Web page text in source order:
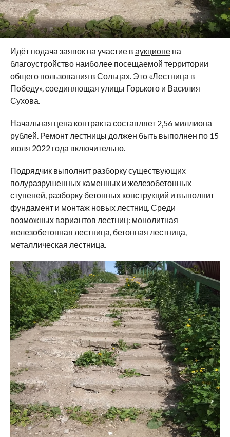
Идёт подача заявок на участие в аукционена
благоустройство наиболее посещаемой территории
общего пользования в Сольцах. Это «Лестница в
Победу», соединяющая улицы Горького и Василия
Сухова.
Начальная цена контракта составляет 2,56 миллиона
рублей. Ремонт лестницы должен быть выполнен по 15
июля 2022 года включительно.
Подрядчик выполнит разборку существующих
полуразрушенных каменных и железобетонных
ступеней, разборку бетонных конструкций и выполнит
фундамент и монтаж новых лестниц. Среди
возможных вариантов лестниц: монолитная
железобетонная лестница, бетонная лестница,
металлическая лестница.